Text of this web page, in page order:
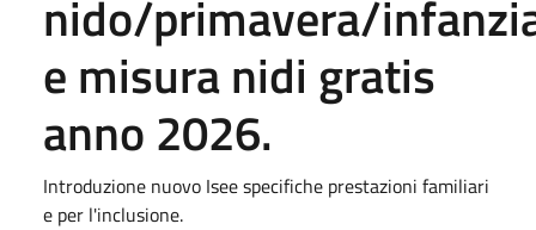
nido/primavera/
e misura nidi gratis
anno 2026.
Introduzione nuovo Isee specifiche prestazioni familiari
e per l'inclusione.